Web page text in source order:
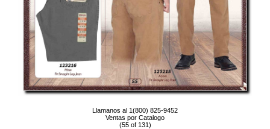
Llamanos al 1(800) 825-9452
Ventas por Catalogo
(55 of 131)